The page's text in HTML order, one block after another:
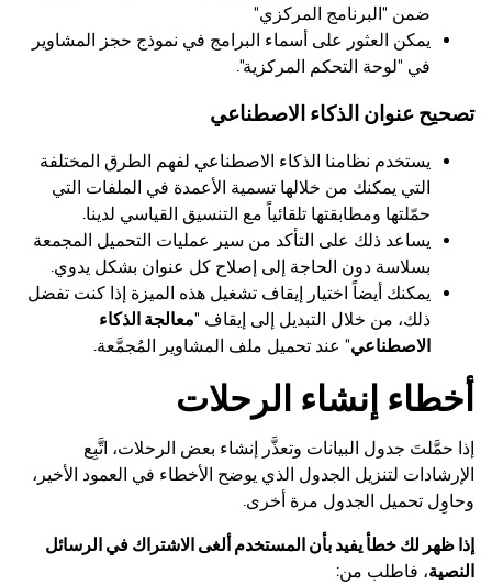
ضمن "البرنامج المركزي"
يمكن العثور على أسماء البرامج في نموذج حجز المشاوير
في "لوحة التحكم المركزية".
تصحيح عنوان الذكاء الاصطناعي
يستخدم نظامنا الذكاء الاصطناعي لفهم الطرق المختلفة
التي يمكنك من خلالها تسمية الأعمدة في الملفات التي
حمّلتها ومطابقتها تلقائياً مع التنسيق القياسي لدينا.
يساعد ذلك على التأكد من سير عمليات التحميل المجمعة
بسلاسة دون الحاجة إلى إصلاح كل عنوان بشكل يدوي.
يمكنك أيضاً اختيار إيقاف تشغيل هذه الميزة إذا كنت تفضل
ذلك، من خلال التبديل إلى إيقاف "معالجة الذكاء
الاصطناعي" عند تحميل ملف المشاوير المُجمَّعة.
أخطاء إنشاء الرحلات
إذا حمَّلتَ جدول البيانات وتعذَّر إنشاء بعض الرحلات، اتَّبِع
الإرشادات لتنزيل الجدول الذي يوضح الأخطاء في العمود الأخير،
وحاوِل تحميل الجدول مرة أخرى.
إذا ظهر لك خطأ يفيد بأن المستخدم ألغى الاشتراك في الرسائل
النصية، فاطلب من: